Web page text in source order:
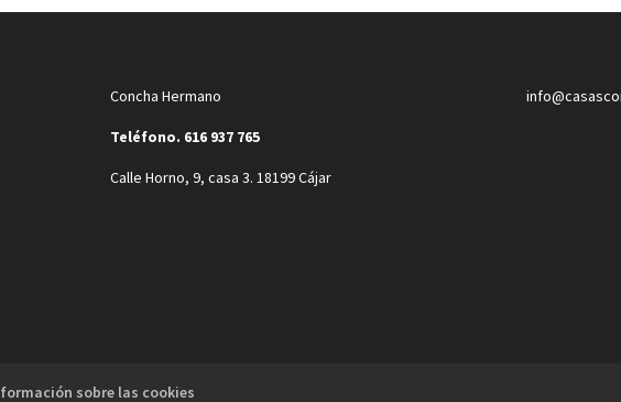
Concha Hermano
Teléfono. 616 937 765
Calle Horno, 9, casa 3. 18199 Cájar
sobre las cookies